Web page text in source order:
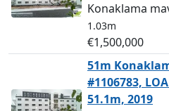
Konaklama
1.03m
€1,500,000
51m
#1106783,
51.1m, 2019